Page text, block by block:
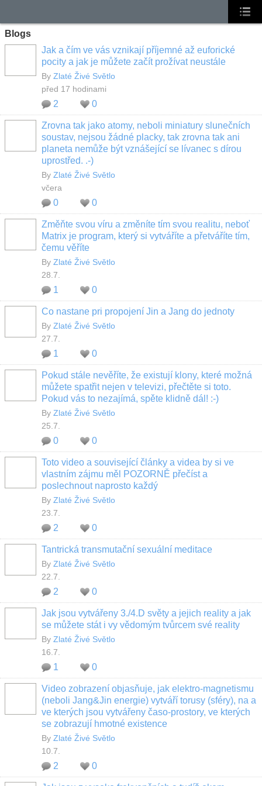
Blogs
Jak a čím ve vás vznikají příjemné až euforické
pocity a jak je můžete začít prožívat neustále
By Zlaté Živé Světlo
před 17 hodinami
2 0
Zrovna tak jako atomy, neboli miniatury slunečních
soustav, nejsou žádné placky, tak zrovna tak ani
planeta nemůže být vznášející se lívanec s dírou
uprostřed. .-)
By Zlaté Živé Světlo
včera
0 0
Změňte svou víru a změníte tím svou realitu, neboť
Matrix je program, který si vytváříte a přetváříte tím,
čemu věříte
By Zlaté Živé Světlo
28.7.
1 0
Co nastane pri propojení Jin a Jang do jednoty
By Zlaté Živé Světlo
27.7.
1 0
Pokud stále nevěříte, že existují klony, které možná
můžete spatřit nejen v televizi, přečtěte si toto.
Pokud vás to nezajímá, spěte klidně dál! :-)
By Zlaté Živé Světlo
25.7.
0 0
Toto video a související články a videa by si ve
vlastním zájmu měl POZORNĚ přečíst a
poslechnout naprosto každý
By Zlaté Živé Světlo
23.7.
2 0
Tantrická transmutační sexuální meditace
By Zlaté Živé Světlo
22.7.
2 0
Jak jsou vytvářeny 3./4.D světy a jejich reality a jak
se můžete stát i vy vědomým tvůrcem své reality
By Zlaté Živé Světlo
16.7.
1 0
Video zobrazení objasňuje, jak elektro-magnetismu
(neboli Jang&Jin energie) vytváří torusy (sféry), na a
ve kterých jsou vytvářeny časo-prostory, ve kterých
se zobrazují hmotné existence
By Zlaté Živé Světlo
10.7.
2 0